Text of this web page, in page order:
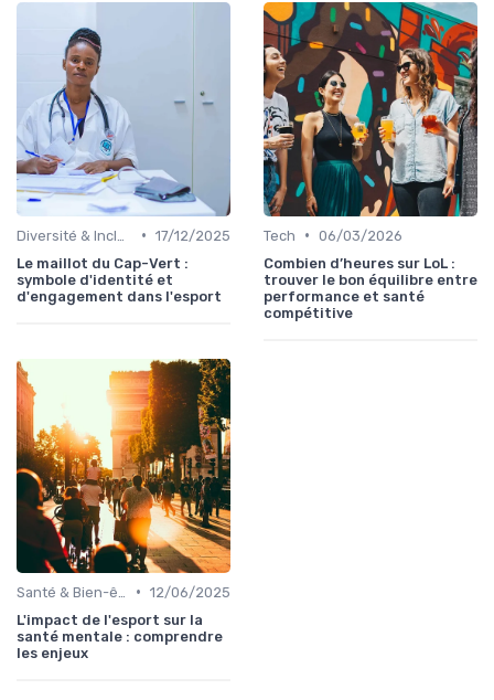
• 17/12/2025
Le maillot du Cap-Vert :
symbole d'identité et
d'engagement dans l'esport
Tech • 06/03/2026
Combien d’heures sur LoL :
trouver le bon équilibre entre
performance et santé
compétitive
• 12/06/2025
L'impact de l'esport sur la
santé mentale : comprendre
les enjeux